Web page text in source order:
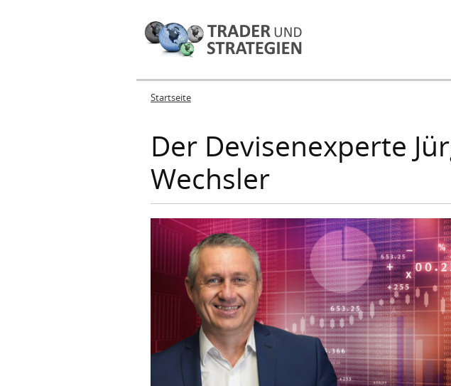
Sie sind hier
Startseite
Der Devisenexperte
Wechsler